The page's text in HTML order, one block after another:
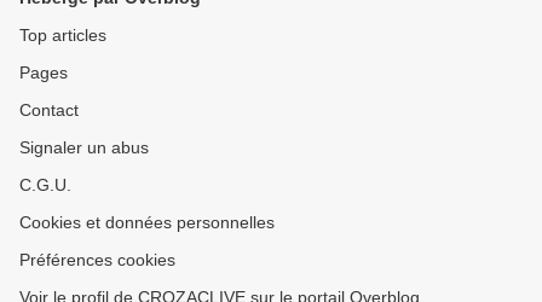
Top articles
Pages
Contact
Signaler un abus
C.G.U.
Cookies et données personnelles
Préférences cookies
Voir le profil de CROZACLIVE sur le portail Overblog